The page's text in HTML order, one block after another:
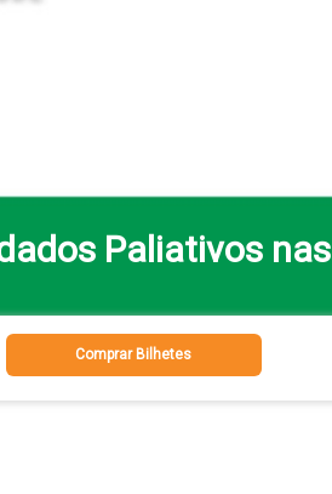
Paliativos nas
Comprar Bilhetes